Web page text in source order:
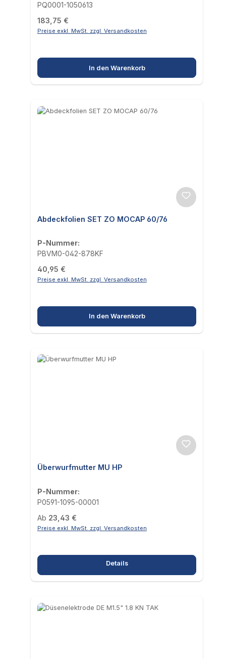
PQ0001-1050613
Regulärer Preis:
183,75 €
Preise exkl. MwSt. zzgl. Versandkosten
In den Warenkorb
Abdeckfolien SET ZO MOCAP 60/76
P-Nummer:
PBVM0-042-878KF
Regulärer Preis:
40,95 €
Preise exkl. MwSt. zzgl. Versandkosten
In den Warenkorb
Überwurfmutter MU HP
P-Nummer:
P0591-1095-00001
Regulärer Preis:
Ab 23,43 €
Preise exkl. MwSt. zzgl. Versandkosten
Details